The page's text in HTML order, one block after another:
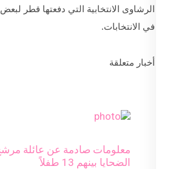
الرشاوى الانتخابية التي دفعتها قطر
في الانتخابات.
أخبار متعلقة
معلومات صادمة عن عائلة
الضحايا بينهم 13 طفلاً